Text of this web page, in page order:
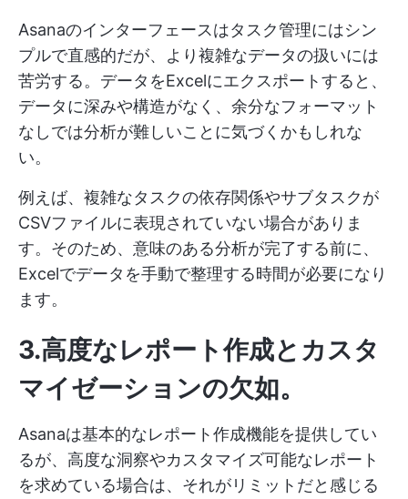
Asanaのインターフェースはタスク管理にはシン
プルで直感的だが、より複雑なデータの扱いには
苦労する。データをExcelにエクスポートすると、
データに深みや構造がなく、余分なフォーマット
なしでは分析が難しいことに気づくかもしれな
い。
例えば、複雑なタスクの依存関係やサブタスクが
CSVファイルに表現されていない場合がありま
す。そのため、意味のある分析が完了する前に、
Excelでデータを手動で整理する時間が必要になり
ます。
3.高度なレポート作成とカスタ
マイゼーションの欠如。
Asanaは基本的なレポート作成機能を提供してい
るが、高度な洞察やカスタマイズ可能なレポート
を求めている場合は、それがリミットだと感じる